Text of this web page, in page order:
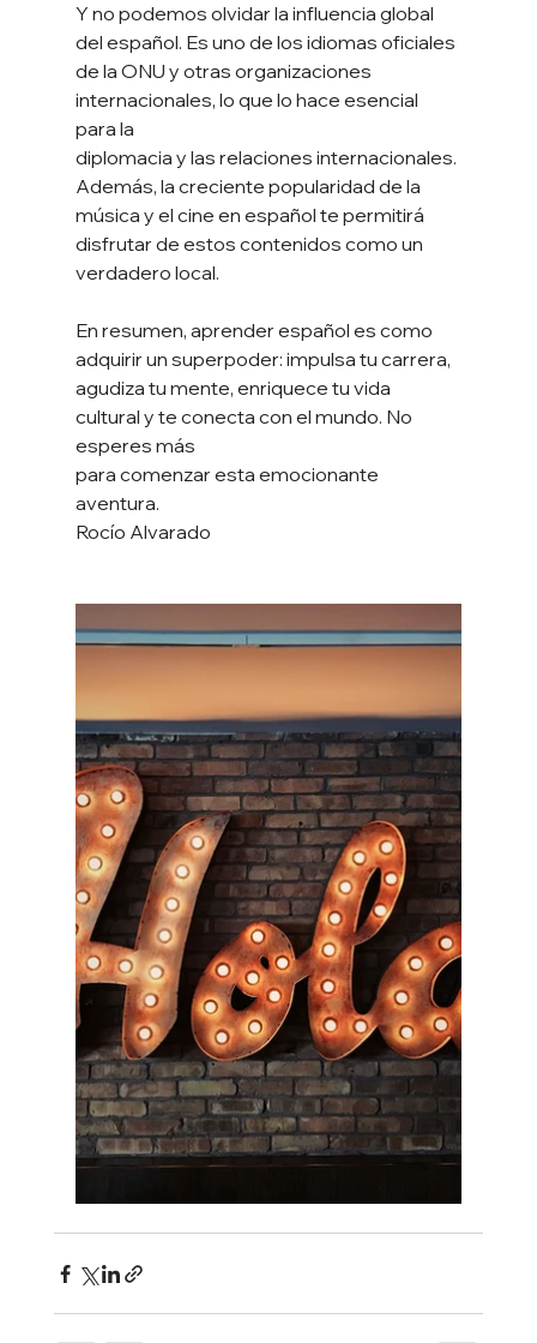
Y no podemos olvidar la influencia global
del español. Es uno de los idiomas oficiales
de la ONU y otras organizaciones
internacionales, lo que lo hace esencial
para la
diplomacia y las relaciones internacionales.
Además, la creciente popularidad de la
música y el cine en español te permitirá
disfrutar de estos contenidos como un
verdadero local.
En resumen, aprender español es como
adquirir un superpoder: impulsa tu carrera,
agudiza tu mente, enriquece tu vida
cultural y te conecta con el mundo. No
esperes más
para comenzar esta emocionante
aventura.
Rocío Alvarado